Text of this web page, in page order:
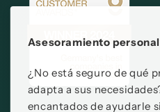
Asesoramiento
¿No está seguro de qué
adapta a sus
encantados de ayudarle